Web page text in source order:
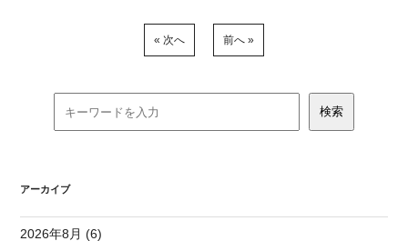
« 次へ 前へ »
アーカイブ
2026年8月 (6)